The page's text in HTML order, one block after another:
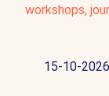
workshops,
15-10-2026